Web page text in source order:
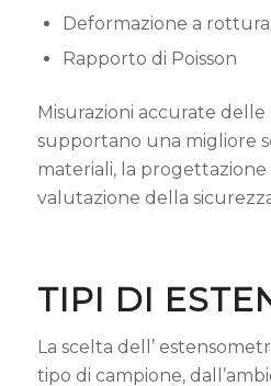
Deformazione a rottura
Rapporto di Poisson
Misurazioni accurate
supportano una migliore
materiali, la
valutazione della
TIPI DI
La scelta dell’
tipo di campione,